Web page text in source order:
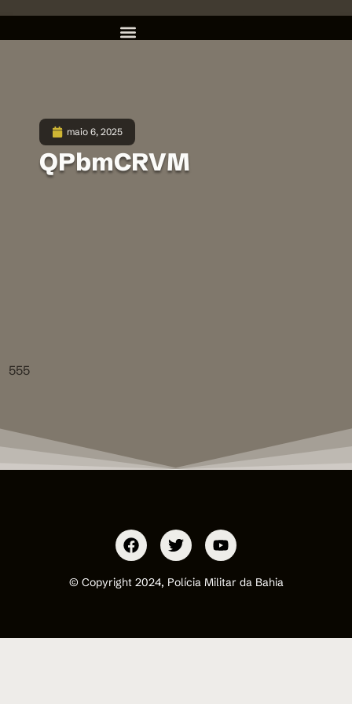
maio 6, 2025
QPbmCRVM
555
© Copyright 2024, Polícia Militar da Bahia